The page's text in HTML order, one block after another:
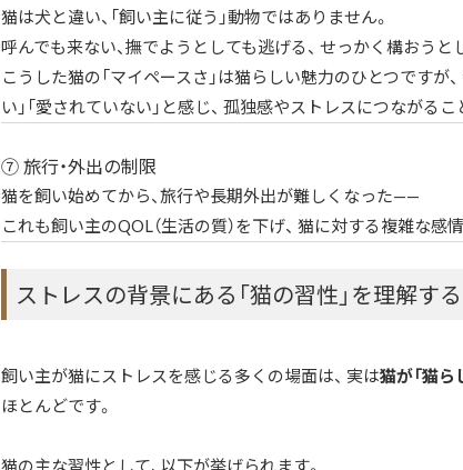
猫は犬と違い、「飼い主に従う」動物ではありません。
呼んでも来ない、撫でようとしても逃げる、 せっかく構おう
こうした猫の「マイペースさ」は猫らしい魅力のひとつですが
い」「愛されていない」と感じ、 孤独感やストレスにつながるこ
⑦ 旅行・外出の制限
猫を飼い始めてから、旅行や長期外出が難しくなった——
これも飼い主のQOL（生活の質）を下げ、 猫に対する複雑な感
ストレスの背景にある「猫の習性」を理解する
飼い主が猫にストレスを感じる多くの場面は、 実は猫が「猫
ほとんどです。